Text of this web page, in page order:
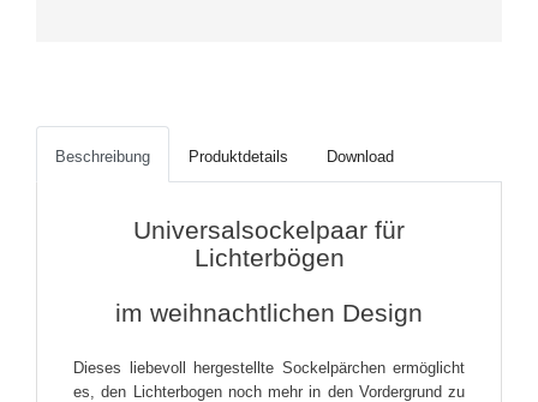
Beschreibung Produktdetails Download
Universalsockelpaar für
Lichterbögen
im weihnachtlichen Design
Dieses liebevoll hergestellte Sockelpärchen ermöglicht
es, den Lichterbogen noch mehr in den Vordergrund zu